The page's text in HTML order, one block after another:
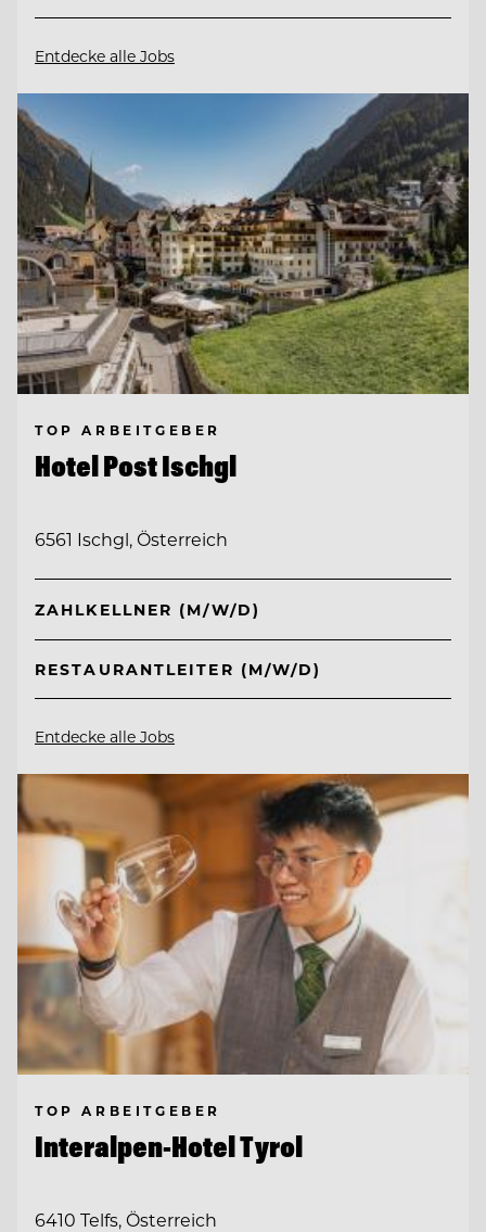
Entdecke alle Jobs
TOP ARBEITGEBER
Hotel Post Ischgl
6561 Ischgl, Österreich
ZAHLKELLNER (M/W/D)
RESTAURANTLEITER (M/W/D)
Entdecke alle Jobs
TOP ARBEITGEBER
Interalpen-Hotel Tyrol
6410 Telfs, Österreich